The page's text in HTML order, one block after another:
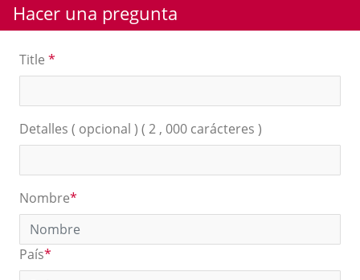
Hacer una pregunta
Title *
Detalles ( opcional ) ( 2 , 000 carácteres )
Nombre*
País*